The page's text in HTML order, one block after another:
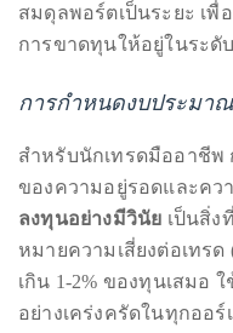
Weaver
and
Princess
Cecile
Hohenlohe-
Langenburg,
just
to
สมดุลพอร์ตเป็นระยะ เ
การขาดทุนให้อยู่ในระดั
การกำหนดงบประมา
สำหรับนักเทรดมืออาชีพ
ของความอยู่รอดและคว
ลงทุนอย่างมีวินัย เป็นสิ่ง
หมายความเสี่ยงต่อเทรด
เกิน 1-2% ของทุนเสมอ ใ
อย่างเคร่งครัดในทุกออ